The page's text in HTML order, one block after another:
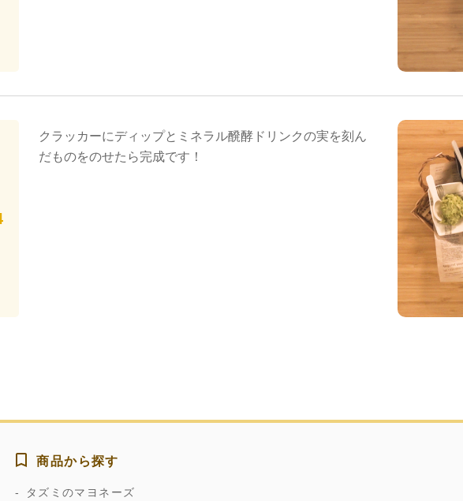
クラッカーにディップとミネラル醗酵ドリンクの実を刻ん
だものをのせたら完成です！
商品から探す
タズミのマヨネーズ